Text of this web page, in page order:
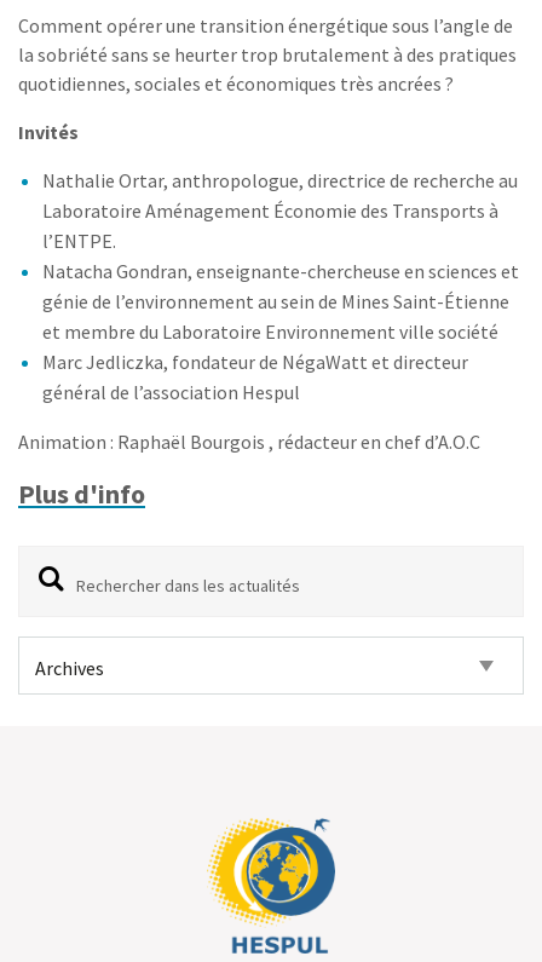
Comment opérer une transition énergétique sous l’angle de
la sobriété sans se heurter trop brutalement à des pratiques
quotidiennes, sociales et économiques très ancrées ?
Invités
Nathalie Ortar, anthropologue, directrice de recherche au
Laboratoire Aménagement Économie des Transports à
l’ENTPE.
Natacha Gondran, enseignante-chercheuse en sciences et
génie de l’environnement au sein de Mines Saint-Étienne
et membre du Laboratoire Environnement ville société
Marc Jedliczka, fondateur de NégaWatt et directeur
général de l’association Hespul
Animation : Raphaël Bourgois , rédacteur en chef d’A.O.C
Plus d'info